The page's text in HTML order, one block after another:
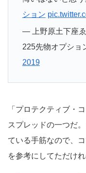
ション
— 上野原土下座
225先物オプショ
2019
「プロテクティブ・
スプレッドの一つだ
ている手筋なので、
を参考にしてただけれ